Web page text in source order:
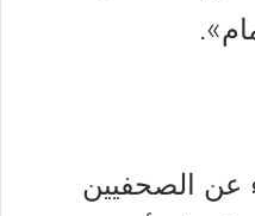
عن الصحفيين